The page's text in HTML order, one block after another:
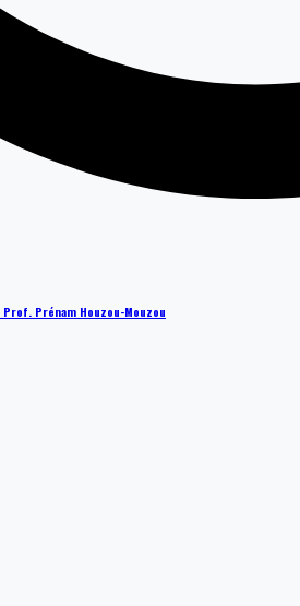
Prénam Houzou-Mouzou